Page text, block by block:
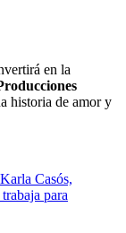
en la
historia de amor y